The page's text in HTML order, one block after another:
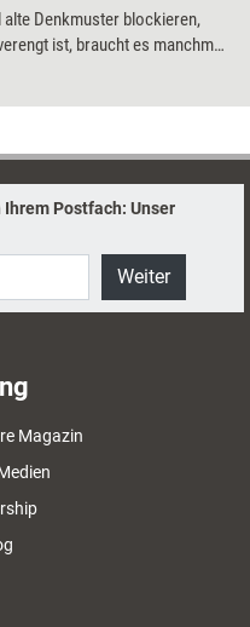
Denkmuster blockieren,
ist, braucht es manchmal
Postfach: Unser
Weiter
Magazin